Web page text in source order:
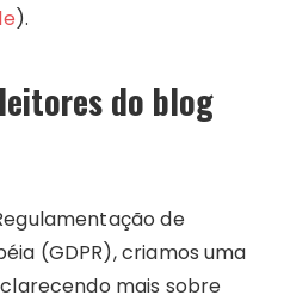
).
do blog
de
(GDPR), criamos uma
mais sobre